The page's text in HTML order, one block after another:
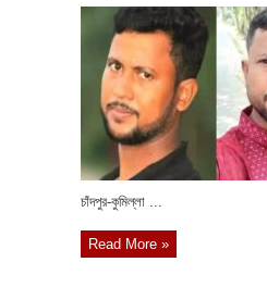
চাঁদপুর-কুমিল্লা ...
Read More »